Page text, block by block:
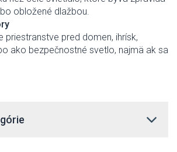
obložené dlažbou.
priestranstve pred domen, ihrísk,
ako bezpečnostné svetlo, najmä ak sa